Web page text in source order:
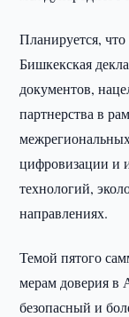
Планируется,
Бишкекская
документов,
партнерства в
цифровизации и
технологий,
направлениях.
Темой пятого
мерам доверия в
безопасный и